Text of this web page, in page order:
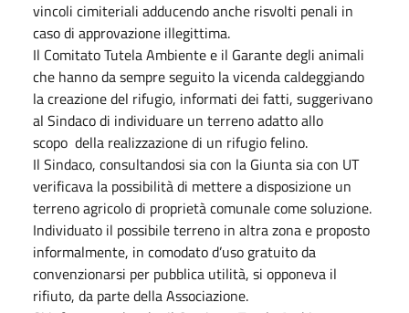
vincoli cimiteriali adducendo anche risvolti penali in
caso di approvazione illegittima.
Il Comitato Tutela Ambiente e il Garante degli animali
che hanno da sempre seguito la vicenda caldeggiando
la creazione del rifugio, informati dei fatti, suggerivano
al Sindaco di individuare un terreno adatto allo
scopo della realizzazione di un rifugio felino.
Il Sindaco, consultandosi sia con la Giunta sia con UT
verificava la possibilità di mettere a disposizione un
terreno agricolo di proprietà comunale come soluzione.
Individuato il possibile terreno in altra zona e proposto
informalmente, in comodato d’uso gratuito da
convenzionarsi per pubblica utilità, si opponeva il
rifiuto, da parte della Associazione.